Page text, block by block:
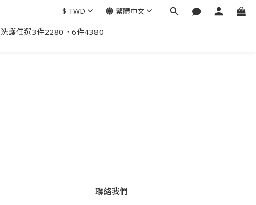
洗護任選3件2280，6件4380
$ TWD 繁體中文
聯絡我們